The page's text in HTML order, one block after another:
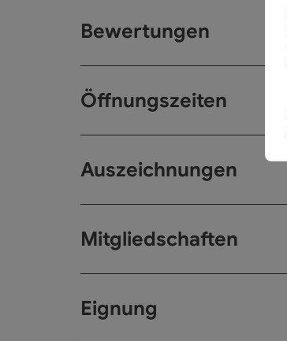
Bewertungen
Öffnungszeiten
Auszeichnungen
Mitgliedschaften
Eignung